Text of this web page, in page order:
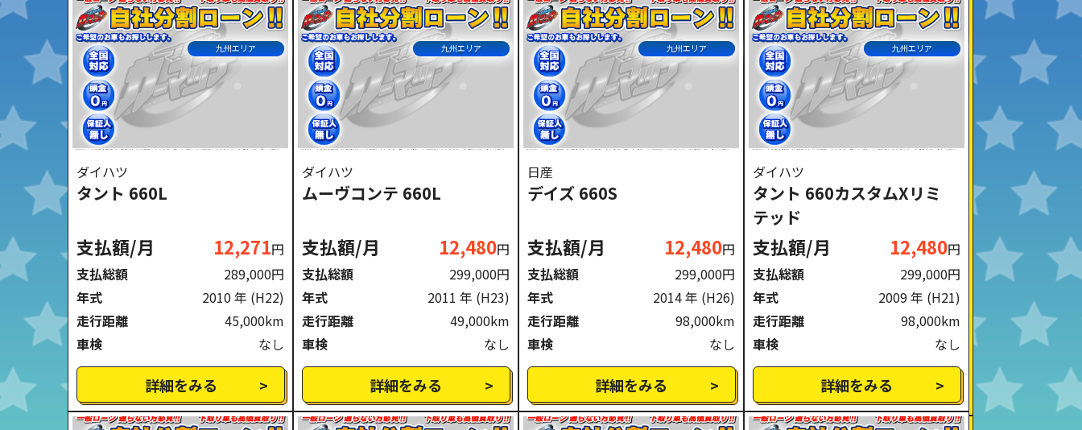
九州エリア
ダイハツ
タント 660L
支払額/月 12,271円
支払総額
289,000円
年式
2010 年 (H22)
走行距離
45,000km
車検
なし
詳細をみる
九州エリア
ダイハツ
ムーヴコンテ 660L
支払額/月 12,480円
支払総額
299,000円
年式
2011 年 (H23)
走行距離
49,000km
車検
なし
詳細をみる
九州エリア
日産
デイズ 660S
支払額/月 12,480円
支払総額
299,000円
年式
2014 年 (H26)
走行距離
98,000km
車検
なし
詳細をみる
九州エリア
ダイハツ
タント 660カスタムXリミ
テッド
支払額/月 12,480円
支払総額
299,000円
年式
2009 年 (H21)
走行距離
98,000km
車検
なし
詳細をみる